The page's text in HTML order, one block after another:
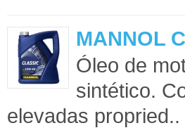
MANNOL
Óleo de
sintético.
elevadas propried..